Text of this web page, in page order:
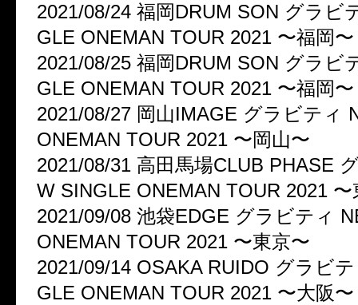
2021/08/24 福岡DRUM SON グラビ
GLE ONEMAN TOUR 2021 〜福岡〜
2021/08/25 福岡DRUM SON グラビ
GLE ONEMAN TOUR 2021 〜福岡〜
2021/08/27 岡山IMAGE グラビティ
ONEMAN TOUR 2021 〜岡山〜
2021/08/31 高田馬場CLUB PHASE
W SINGLE ONEMAN TOUR 2021 〜
2021/09/08 池袋EDGE グラビティ
ONEMAN TOUR 2021 〜東京〜
2021/09/14 OSAKA RUIDO グラビ
GLE ONEMAN TOUR 2021 〜大阪〜